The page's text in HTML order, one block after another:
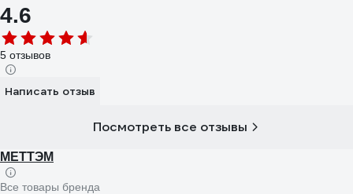
4.6
5 отзывов
Написать отзыв
Посмотреть все отзывы
МЕТТЭМ
Все товары бренда